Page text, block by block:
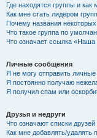
Где находятся группы и как
Как мне стать лидером
Почему названия
Что такое группа по
Что означает ссылка «Наша
Личные сообщения
Я не могу отправить
Я постоянно получаю
Я получил спам или
Друзья и недруги
Что означают списки друзей
Как мне добавлять/удалять